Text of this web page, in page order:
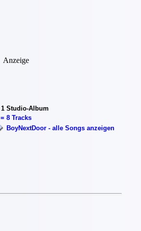
1 Studio-Album
= 8 Tracks
BoyNextDoor - alle Songs anzeigen
Anzeige